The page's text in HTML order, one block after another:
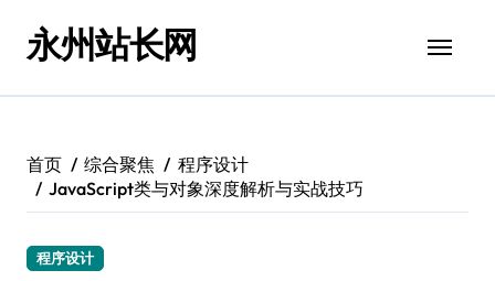
永州站长网
首页 综合聚焦
程序设计
JavaScript类与对象深度解析与实战技巧
程序设计